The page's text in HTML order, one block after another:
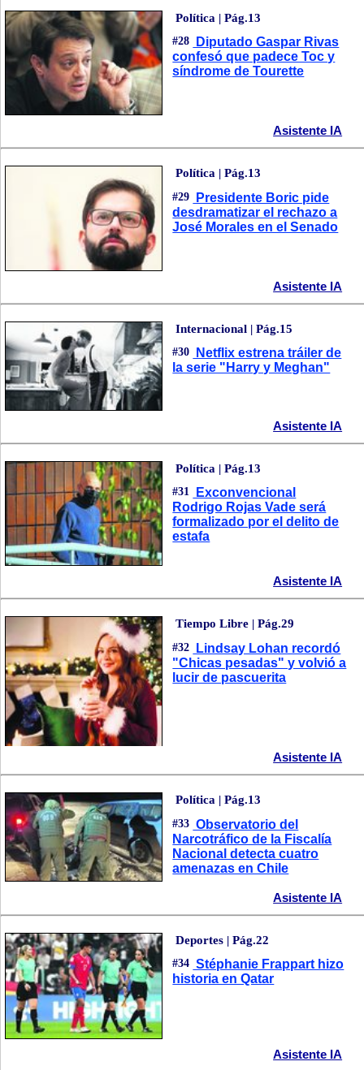
Política | Pág.13
#28
Diputado Gaspar Rivas
confesó que padece Toc y
síndrome de Tourette
Asistente IA
Política | Pág.13
#29
Presidente Boric pide
desdramatizar el rechazo a
José Morales en el Senado
Asistente IA
Internacional | Pág.15
#30
Netflix estrena tráiler de
la serie "Harry y Meghan"
Asistente IA
Política | Pág.13
#31
Exconvencional
Rodrigo Rojas Vade será
formalizado por el delito de
estafa
Asistente IA
Tiempo Libre | Pág.29
#32
Lindsay Lohan recordó
"Chicas pesadas" y volvió a
lucir de pascuerita
Asistente IA
Política | Pág.13
#33 Observatorio del
Narcotráfico de la Fiscalía
Nacional detecta cuatro
amenazas en Chile
Asistente IA
Deportes | Pág.22
#34 Stéphanie Frappart hizo
historia en Qatar
Asistente IA